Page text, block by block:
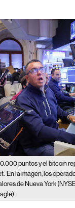
puntos y el bitcoin
En la imagen, los
de Nueva York